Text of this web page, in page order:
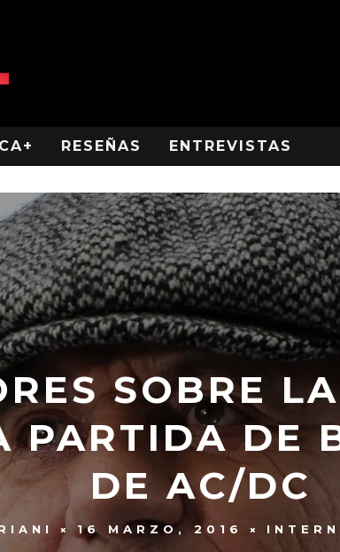
RESEÑAS ENTREVISTAS
SOBRE
PARTIDA DE
DE AC/DC
16 MARZO, 2016